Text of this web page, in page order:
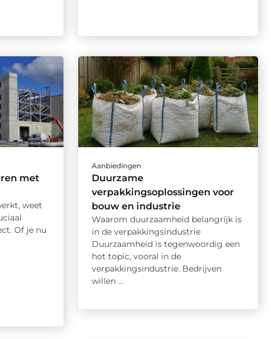
met
weet
Of je nu
Aanbiedingen
Duurzame
verpakkingsoplossingen voor
bouw en industrie
Waarom duurzaamheid belangrijk is
in de verpakkingsindustrie
Duurzaamheid is tegenwoordig een
hot topic, vooral in de
verpakkingsindustrie. Bedrijven
willen ...